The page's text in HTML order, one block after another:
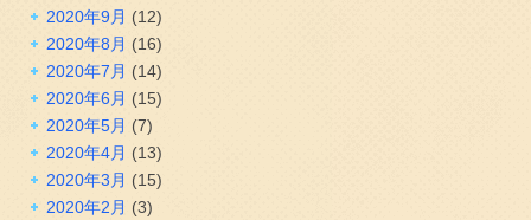
2020年9月 (12)
2020年8月 (16)
2020年7月 (14)
2020年6月 (15)
2020年5月 (7)
2020年4月 (13)
2020年3月 (15)
2020年2月 (3)